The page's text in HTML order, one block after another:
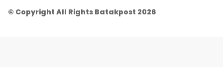
© Copyright All Rights Batakpost 2026